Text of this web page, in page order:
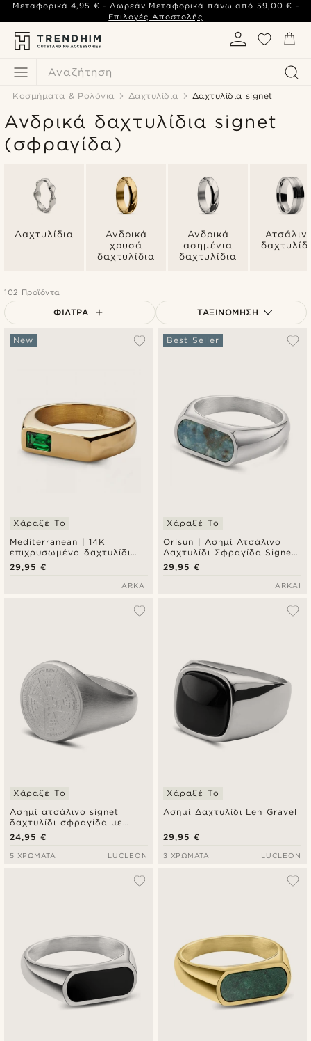
Αναζήτηση
Μεταφορικά 4,95 € - Δωρεάν Μεταφορικά πάνω από 59,00 € -
Επιλογές Αποστολής
Κοσμήματα & Ρολόγια Δαχτυλίδια Δαχτυλίδια signet
Ανδρικά δαχτυλίδια signet
(σφραγίδα)
Δαχτυλίδια
Ανδρικά
χρυσά
δαχτυλίδια
Ανδρικά
ασημένια
δαχτυλίδια
102 Προϊόντα
ΦΊΛΤΡΑ ΤΑΞΙΝΌΜΗΣΗ
Δημοφιλέστερα
Ακριβότερα
Mediterranean | 14K
επιχρυσωμένο δαχτυλίδι
signet με ζιρκόνια
σμαραγδί πράσινο
New
Χάραξέ Το
29,95 €
ARKAI
Orisun | Ασημί Ατσάλινο
Δαχτυλίδι Σφραγίδα Signet
Απατίτης
Best Seller
Χάραξέ Το
29,95 €
ARKAI
Ασημί ατσάλινο signet
δαχτυλίδι σφραγίδα με
πυξίδα
Χάραξέ Το
24,95 €
5 ΧΡΏΜΑΤΑ LUCLEON
Ασημί Δαχτυλίδι Len Gravel
Χάραξέ Το
29,95 €
3 ΧΡΏΜΑΤΑ LUCLEON